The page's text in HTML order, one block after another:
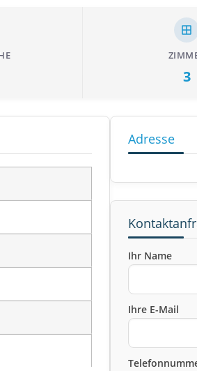
3
Adresse
Ihr Name
Ihre E-Mail